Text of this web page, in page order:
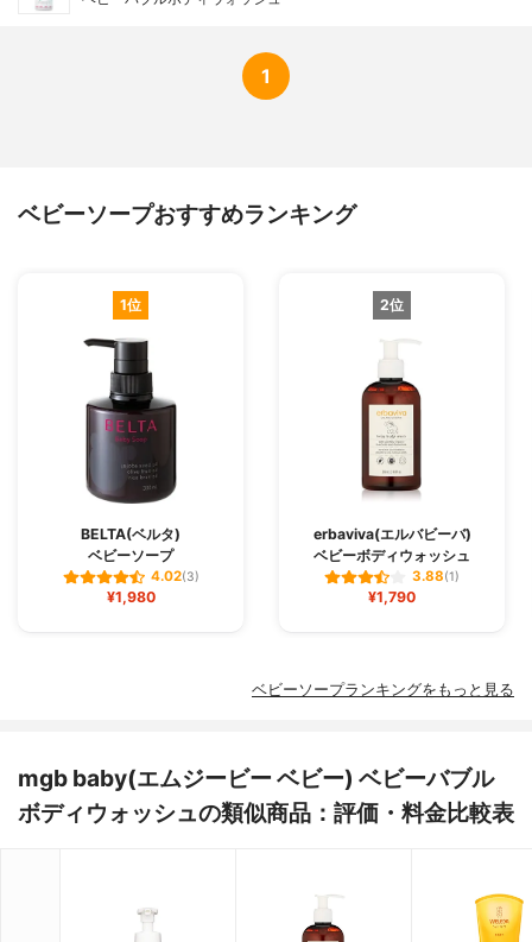
1
ベビーソープおすすめランキング
1位
BELTA(ベルタ)
ベビーソープ
4.02(3)
¥1,980
2位
erbaviva(エルバビーバ)
ベビーボディウォッシュ
3.88(1)
¥1,790
ベビーソープランキングをもっと見る
mgb baby(エムジービー ベビー) ベビーバブル
ボディウォッシュの類似商品：評価・料金比較表